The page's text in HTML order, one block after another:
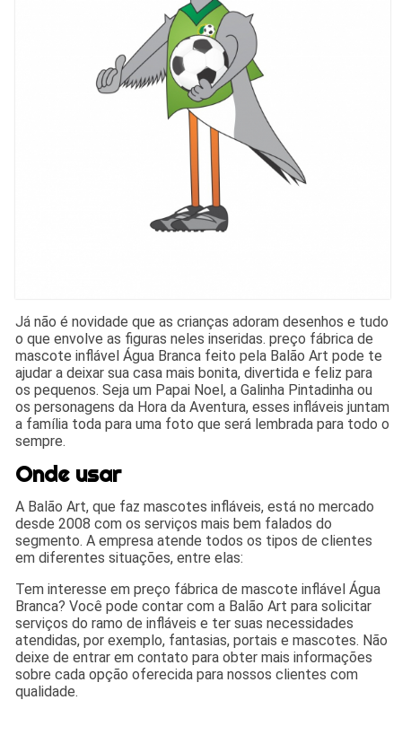
Já não é novidade que as crianças adoram desenhos e tudo
o que envolve as figuras neles inseridas. preço fábrica de
mascote inflável Água Branca feito pela Balão Art pode te
ajudar a deixar sua casa mais bonita, divertida e feliz para
os pequenos. Seja um Papai Noel, a Galinha Pintadinha ou
os personagens da Hora da Aventura, esses infláveis juntam
a família toda para uma foto que será lembrada para todo o
sempre.
Onde usar
A Balão Art, que faz mascotes infláveis, está no mercado
desde 2008 com os serviços mais bem falados do
segmento. A empresa atende todos os tipos de clientes
em diferentes situações, entre elas:
Tem interesse em preço fábrica de mascote inflável Água
Branca? Você pode contar com a Balão Art para solicitar
serviços do ramo de infláveis e ter suas necessidades
atendidas, por exemplo, fantasias, portais e mascotes. Não
deixe de entrar em contato para obter mais informações
sobre cada opção oferecida para nossos clientes com
qualidade.